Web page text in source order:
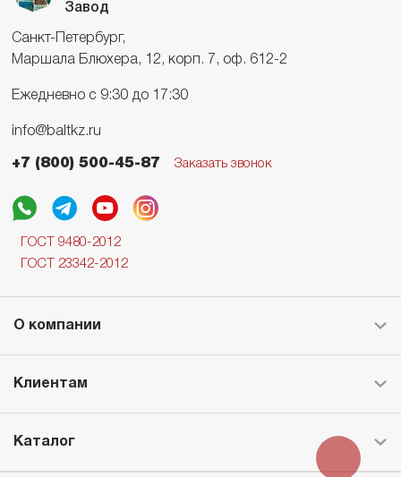
Завод
Санкт-Петербург,
Маршала Блюхера, 12, корп. 7, оф. 612-2
Ежедневно с 9:30 до 17:30
info@baltkz.ru
+7 (800) 500-45-87 Заказать звонок
ГОСТ 9480-2012
ГОСТ 23342-2012
О компании
Клиентам
Каталог